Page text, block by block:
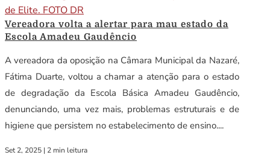
Vereadora volta a alertar para mau estado da
Escola Amadeu Gaudêncio
A vereadora da oposição na Câmara Municipal da Nazaré,
Fátima Duarte, voltou a chamar a atenção para o estado
de degradação da Escola Básica Amadeu Gaudêncio,
denunciando, uma vez mais, problemas estruturais e de
higiene que persistem no estabelecimento de ensino....
Set 2, 2025 | 2 min leitura